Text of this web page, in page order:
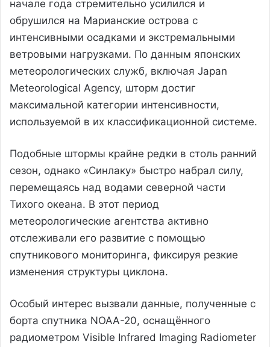
начале года стремительно усилился и
обрушился на Марианские острова с
интенсивными осадками и экстремальными
ветровыми нагрузками. По данным японских
метеорологических служб, включая Japan
Meteorological Agency, шторм достиг
максимальной категории интенсивности,
используемой в их классификационной системе.
Подобные штормы крайне редки в столь ранний
сезон, однако «Синлаку» быстро набрал силу,
перемещаясь над водами северной части
Тихого океана. В этот период
метеорологические агентства активно
отслеживали его развитие с помощью
спутникового мониторинга, фиксируя резкие
изменения структуры циклона.
Особый интерес вызвали данные, полученные с
борта спутника NOAA-20, оснащённого
радиометром Visible Infrared Imaging Radiometer